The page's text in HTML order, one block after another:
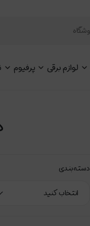
لوازم برقی پرفیوم
دسته‌بندی
انتخاب کنید